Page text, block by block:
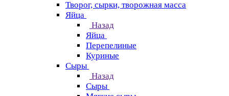
Творог, сырки, творожная масса
Яйца
Назад
Яйца
Перепелиные
Куриные
Сыры
Назад
Сыры